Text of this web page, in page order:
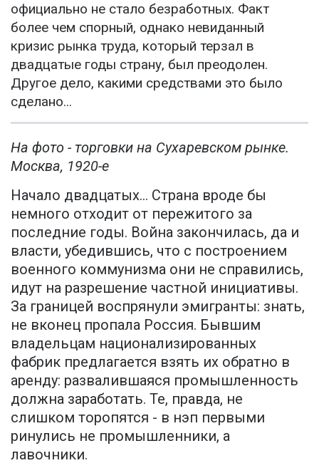
официально не стало безработных. Факт
более чем спорный, однако невиданный
кризис рынка труда, который терзал в
двадцатые годы страну, был преодолен.
Другое дело, какими средствами это было
сделано...
На фото - торговки на Сухаревском рынке.
Москва, 1920-е
Начало двадцатых... Страна вроде бы
немного отходит от пережитого за
последние годы. Война закончилась, да и
власти, убедившись, что с построением
военного коммунизма они не справились,
идут на разрешение частной инициативы.
За границей воспрянули эмигранты: знать,
не вконец пропала Россия. Бывшим
владельцам национализированных
фабрик предлагается взять их обратно в
аренду: развалившаяся промышленность
должна заработать. Те, правда, не
слишком торопятся - в нэп первыми
ринулись не промышленники, а
лавочники.